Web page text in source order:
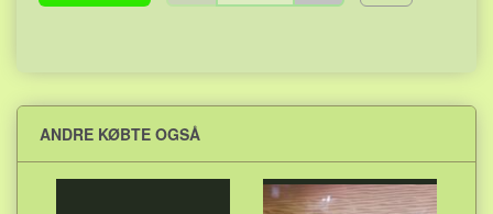
ANDRE KØBTE OGSÅ